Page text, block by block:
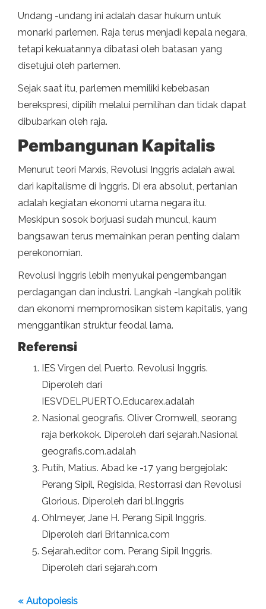
Undang -undang ini adalah dasar hukum untuk
monarki parlemen. Raja terus menjadi kepala negara,
tetapi kekuatannya dibatasi oleh batasan yang
disetujui oleh parlemen.
Sejak saat itu, parlemen memiliki kebebasan
berekspresi, dipilih melalui pemilihan dan tidak dapat
dibubarkan oleh raja.
Pembangunan Kapitalis
Menurut teori Marxis, Revolusi Inggris adalah awal
dari kapitalisme di Inggris. Di era absolut, pertanian
adalah kegiatan ekonomi utama negara itu.
Meskipun sosok borjuasi sudah muncul, kaum
bangsawan terus memainkan peran penting dalam
perekonomian.
Revolusi Inggris lebih menyukai pengembangan
perdagangan dan industri. Langkah -langkah politik
dan ekonomi mempromosikan sistem kapitalis, yang
menggantikan struktur feodal lama.
Referensi
IES Virgen del Puerto. Revolusi Inggris.
Diperoleh dari
IESVDELPUERTO.Educarex.adalah
Nasional geografis. Oliver Cromwell, seorang
raja berkokok. Diperoleh dari sejarah.Nasional
geografis.com.adalah
Putih, Matius. Abad ke -17 yang bergejolak:
Perang Sipil, Regisida, Restorrasi dan Revolusi
Glorious. Diperoleh dari bl.Inggris
Ohlmeyer, Jane H. Perang Sipil Inggris.
Diperoleh dari Britannica.com
Sejarah.editor com. Perang Sipil Inggris.
Diperoleh dari sejarah.com
« Autopoiesis